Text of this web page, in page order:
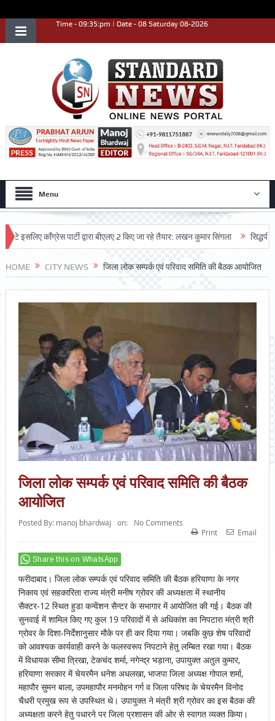
Time - 09:35:pm | Date - 08 Saturday 08-2026
Menu
काँग्रेस पार्टी द्वारा बीएलए 2 किए जा रहे तैयार: लखन कुमार सिंगला सिद्धपीठ श्री
HOME CITY NEWS जिला लोक सम्पर्क एवं परिवाद समिति की बैठक आयोजित
जिला लोक सम्पर्क एवं परिवाद समिति की बैठक
आयोजित
Posted By: manoj bhardwaj on:
No Comments
Print
Email
Share this on WhatsApp
फरीदाबाद। जिला लोक सम्पर्क एवं परिवाद समिति की बैठक हरियाणा के नगर
निकाय एवं सहकारिता राज्य मंत्री मनीष ग्रोवर की अध्यक्षता में स्थानीय
सैक्टर-12 स्थित हुडा कन्वेंशन सैन्टर के सभागार में आयोजित की गई। बैठक की
सुनवाई में शामिल किए गए कुल 19 परिवादों में से अधिकांश का निपटारा मंत्री श्री
ग्रोवर के दिशा-निर्देशानुसार मौके पर ही कर दिया गया। जबकि कुछ शेष परिवादों
को आवश्यक कार्यवाही करने के फलस्वरूप निपटाने हेतु लम्बित रखा गया। बैठक
में विधायक सीमा त्रिखा, टेकचंद शर्मा, नगेन्द्र भड़ाना, उपायुक्त अतुल कुमार,
हरियाणा सरकार में चेयरमैन धनेश अधलखा, भाजपा जिला अध्यक्ष गोपाल शर्मा,
महापौर सुमन बाला, उपमहापौर मनमोहन गर्ग व जिला परिषद के चेयरमैन विनोद
चैधरी प्रमुख रूप से उपस्थित थे। उपायुक्त ने मंत्री श्री ग्रोवर का इस बैठक की
अध्यक्षता करने हेतु पधारने पर जिला प्रशासन की ओर से स्वागत व्यक्त किया।